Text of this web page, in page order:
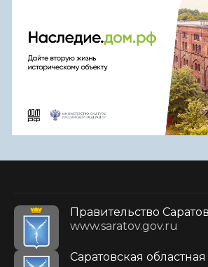
Правительство
www.saratov.gov.ru
Саратовская